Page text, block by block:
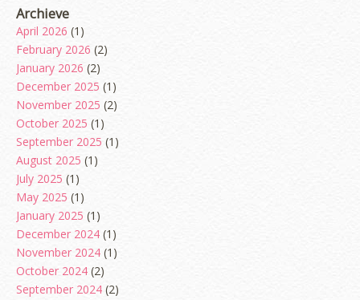
Archieve
April 2026 (1)
February 2026 (2)
January 2026 (2)
December 2025 (1)
November 2025 (2)
October 2025 (1)
September 2025 (1)
August 2025 (1)
July 2025 (1)
May 2025 (1)
January 2025 (1)
December 2024 (1)
November 2024 (1)
October 2024 (2)
September 2024 (2)